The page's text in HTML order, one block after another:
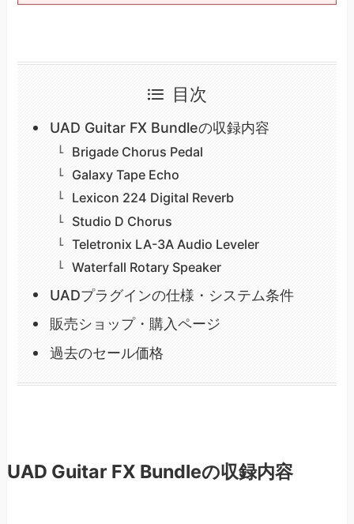
目次
UAD Guitar FX Bundleの収録内容
Brigade Chorus Pedal
Galaxy Tape Echo
Lexicon 224 Digital Reverb
Studio D Chorus
Teletronix LA-3A Audio Leveler
Waterfall Rotary Speaker
UADプラグインの仕様・システム条件
販売ショップ・購入ページ
過去のセール価格
UAD Guitar FX Bundleの収録内容